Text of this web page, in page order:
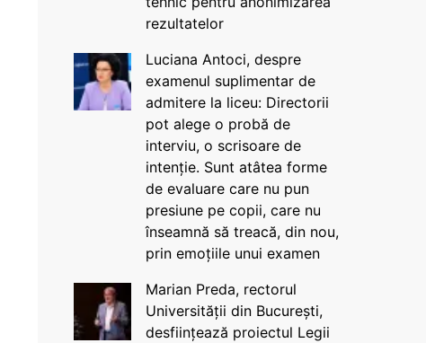
rezultatelor
Luciana Antoci, despre
examenul suplimentar de
admitere la liceu: Directorii
pot alege o probă de
interviu, o scrisoare de
intenție. Sunt atâtea forme
de evaluare care nu pun
presiune pe copii, care nu
înseamnă să treacă, din nou,
prin emoțiile unui examen
Marian Preda, rectorul
Universității din București,
desființează proiectul Legii